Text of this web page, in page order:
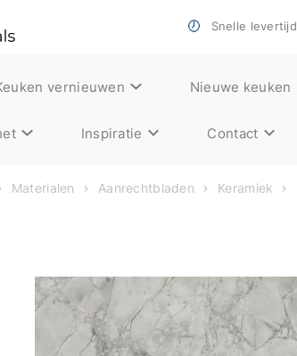
Snelle levertijd
vernieuwen Nieuwe keuken
Inspiratie Contact
Materialen Aanrechtbladen Keramiek